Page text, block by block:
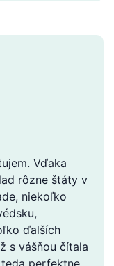
Vďaka
rôzne štáty v
niekoľko
ďalších
s vášňou čítala
perfektne